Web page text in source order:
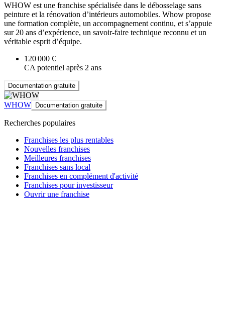
WHOW est une franchise spécialisée dans le débosselage sans
peinture et la rénovation d’intérieurs automobiles. Whow propose
une formation complète, un accompagnement continu, et s’appuie
sur 20 ans d’expérience, un savoir-faire technique reconnu et un
véritable esprit d’équipe.
120 000 €
CA potentiel après 2 ans
Documentation gratuite
WHOW Documentation gratuite
Recherches populaires
Franchises les plus rentables
Nouvelles franchises
Meilleures franchises
Franchises sans local
Franchises en complément d'activité
Franchises pour investisseur
Ouvrir une franchise